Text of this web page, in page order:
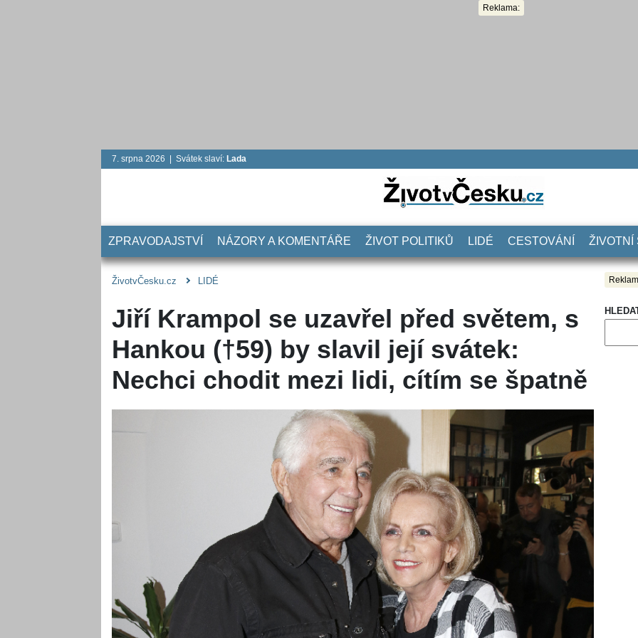
Reklama:
7. srpna 2026 | Svátek slaví: Lada
ZPRAVODAJSTVÍ NÁZORY A KOMENTÁŘE ŽIVOT POLITIKŮ LIDÉ CESTOVÁNÍ ŽIVOTNÍ
ŽivotvČesku.cz LIDÉ
Jiří Krampol se uzavřel před světem, s
Hankou (†59) by slavil její svátek:
Nechci chodit mezi lidi, cítím se špatně